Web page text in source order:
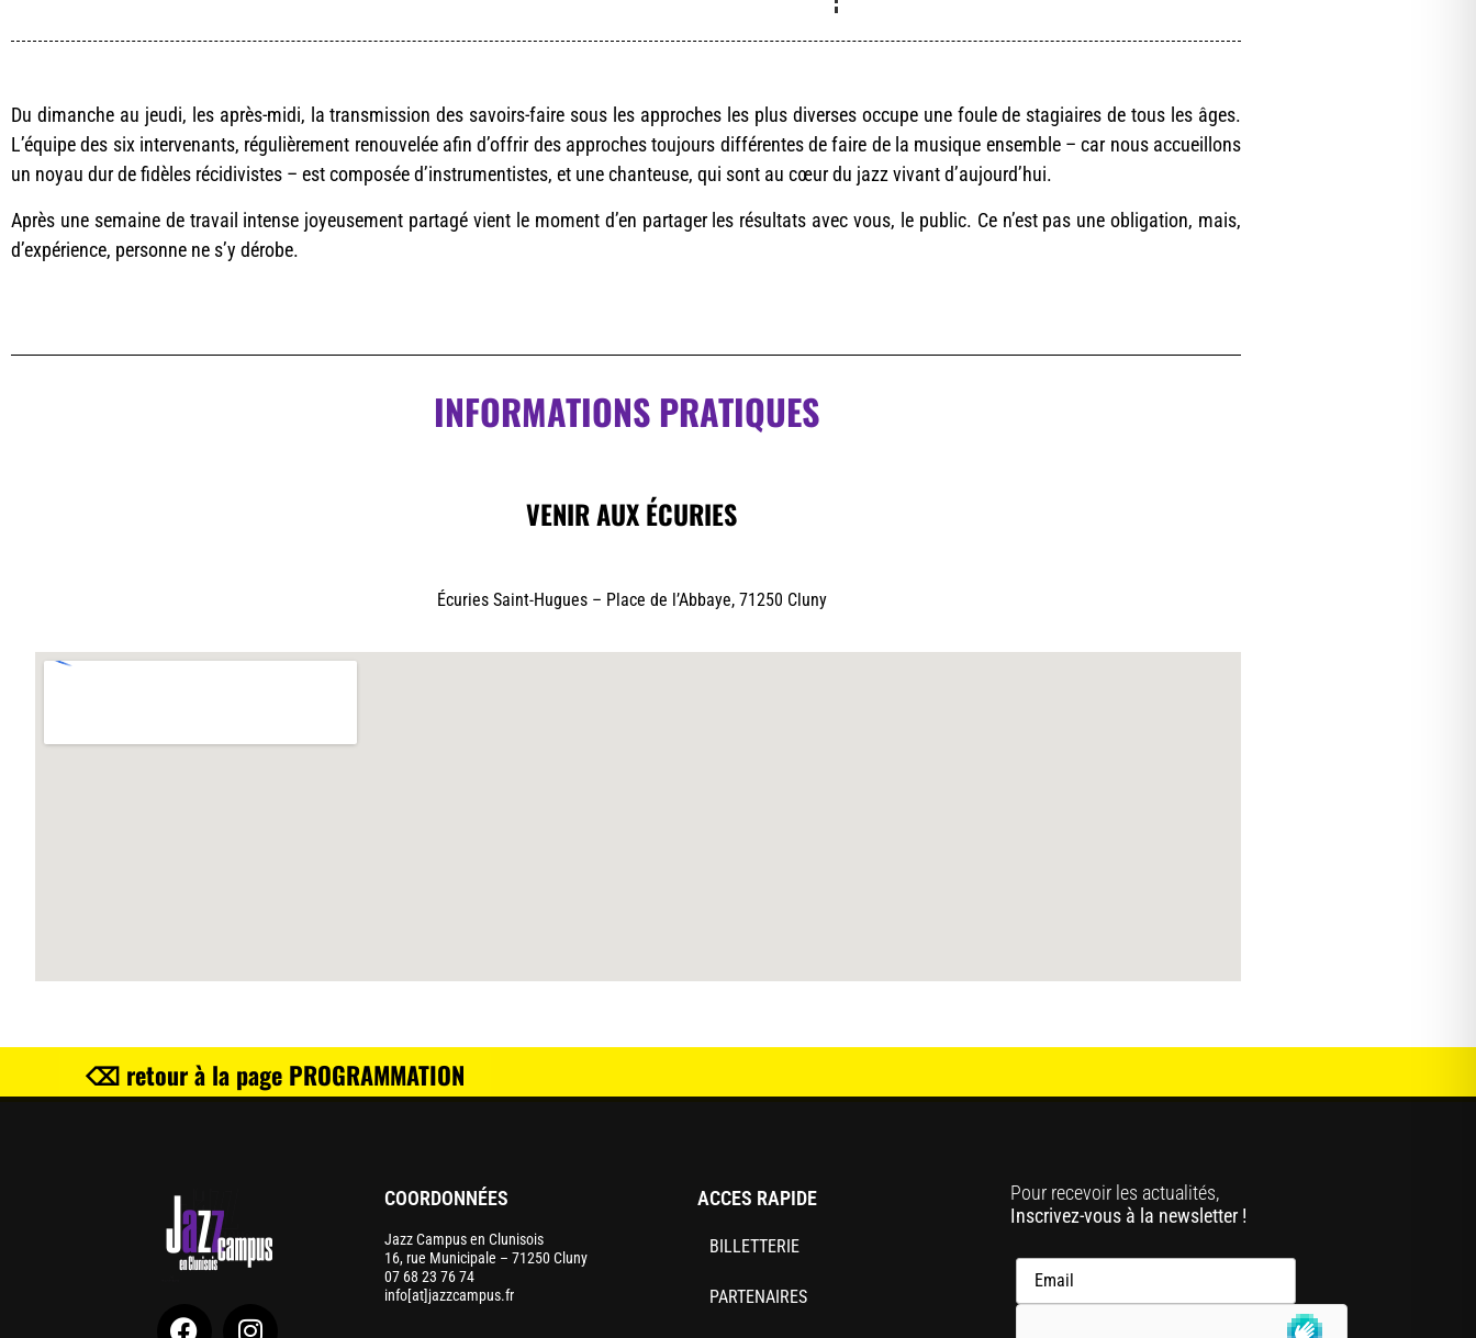
Du dimanche au jeudi, les après-midi, la transmission des savoirs-faire sous les approches les plus diverses occupe une foule de stagiaires de tous les âges.
L’équipe des six intervenants, régulièrement renouvelée afin d’offrir des approches toujours différentes de faire de la musique ensemble – car nous accueillons
un noyau dur de fidèles récidivistes – est composée d’instrumentistes, et une chanteuse, qui sont au cœur du jazz vivant d’aujourd’hui.
Après une semaine de travail intense joyeusement partagé vient le moment d’en partager les résultats avec vous, le public. Ce n’est pas une obligation, mais,
d’expérience, personne ne s’y dérobe.
INFORMATIONS PRATIQUES
VENIR AUX ÉCURIES
Écuries Saint-Hugues – Place de l’Abbaye, 71250 Cluny
⌫ retour à la page PROGRAMMATION
COORDONNÉES
Jazz Campus en Clunisois
16, rue Municipale – 71250 Cluny
07 68 23 76 74
info[at]jazzcampus.fr
ACCES RAPIDE
BILLETTERIE
PARTENAIRES
Pour recevoir les actualités,
Inscrivez-vous à la newsletter !